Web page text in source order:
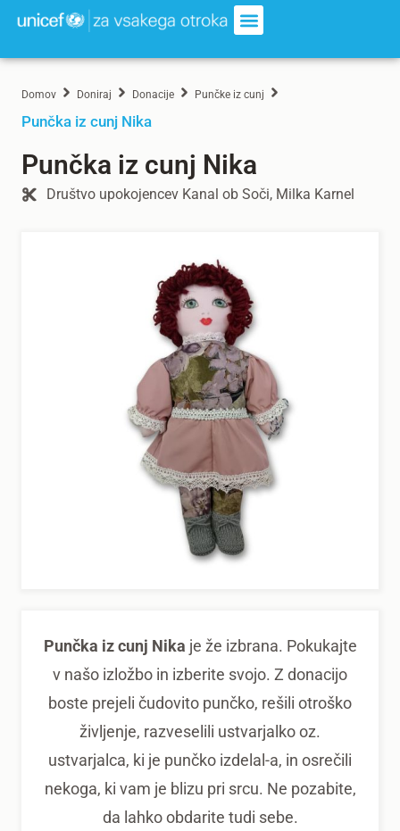
Domov Doniraj Donacije Punčke iz cunj
Punčka iz cunj Nika
Punčka iz cunj Nika
Društvo upokojencev Kanal ob Soči, Milka Karnel
Punčka iz cunj Nika je že izbrana. Pokukajte
v našo izložbo in izberite svojo. Z donacijo
boste prejeli čudovito punčko, rešili otroško
življenje, razveselili ustvarjalko oz.
ustvarjalca, ki je punčko izdelal-a, in osrečili
nekoga, ki vam je blizu pri srcu. Ne pozabite,
da lahko obdarite tudi sebe.